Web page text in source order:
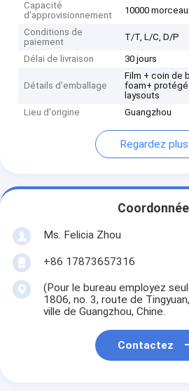
Capacité
d'approvisionnement
10000
Conditions de
paiement
T/T, L/C, D/P
Délai de livraison 30 jours
Détails d'emballage
Film + coin de
foam+
laysouts
Lieu d'origine
Guangzhou
Regardez plus
Ms. Felicia Zhou
+86 17873657316
(Pour le bureau employez
1806, no. 3, route de
ville de Guangzhou, Chine.
Contactez